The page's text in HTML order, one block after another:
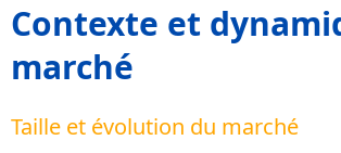
Contexte et
marché
Taille et évolution du marché